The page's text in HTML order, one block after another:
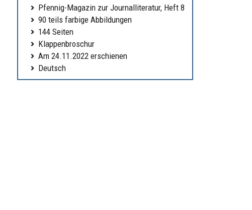
Pfennig-Magazin zur Journalliteratur, Heft 8
90 teils farbige Abbildungen
144 Seiten
Klappenbroschur
Am 24.11.2022 erschienen
Deutsch